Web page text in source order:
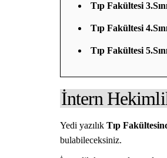
Tıp Fakültesi
Tıp Fakültesi
Tıp Fakültesi
İntern
Yedi yazılık Tıp
bulabileceksiniz.